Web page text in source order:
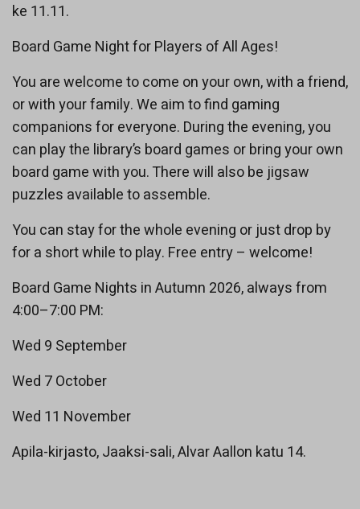
ke 11.11.
Board Game Night for Players of All Ages!
You are welcome to come on your own, with a friend,
or with your family. We aim to find gaming
companions for everyone. During the evening, you
can play the library’s board games or bring your own
board game with you. There will also be jigsaw
puzzles available to assemble.
You can stay for the whole evening or just drop by
for a short while to play. Free entry – welcome!
Board Game Nights in Autumn 2026, always from
4:00–7:00 PM:
Wed 9 September
Wed 7 October
Wed 11 November
Apila-kirjasto, Jaaksi-sali, Alvar Aallon katu 14.